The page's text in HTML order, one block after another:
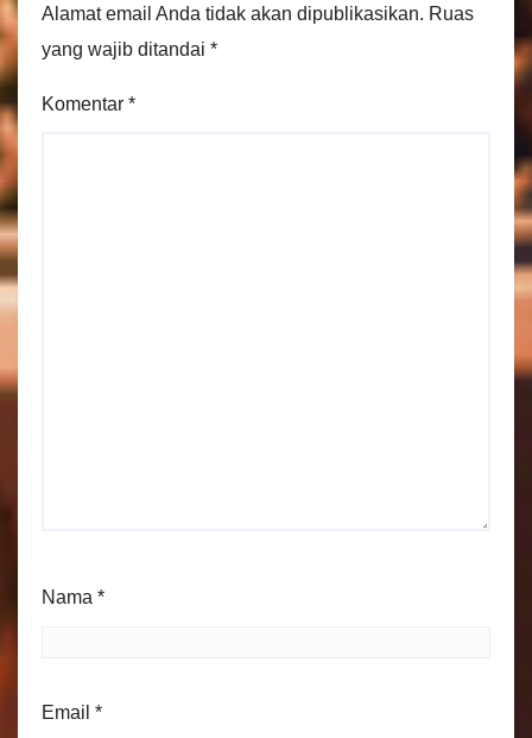
Alamat email Anda tidak akan dipublikasikan. Ruas
yang wajib ditandai *
Komentar *
Nama *
Email *